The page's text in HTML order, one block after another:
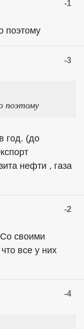
-1
поэтому
-3
поэтому
год. (до
нефти , газа
-2
своими
все у них
-4